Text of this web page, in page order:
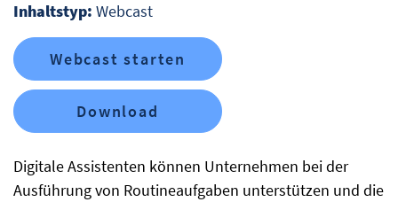
Digitale Assistenten können Unternehmen bei der
Ausführung von Routineaufgaben unterstützen und die
Inhaltstyp: Webcast
Webcast starten
Download